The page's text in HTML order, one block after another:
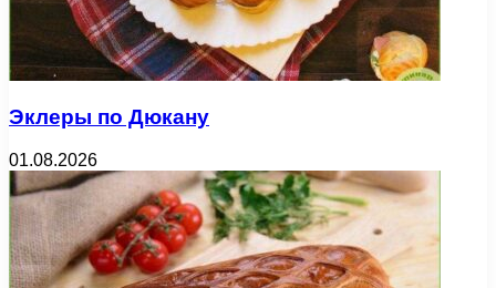
Эклеры по Дюкану
01.08.2026